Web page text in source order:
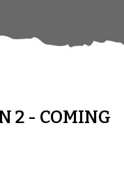
2 - COMING